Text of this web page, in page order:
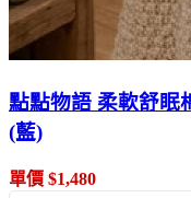
點點物語 柔軟舒眠
(藍)
單價 $1,480